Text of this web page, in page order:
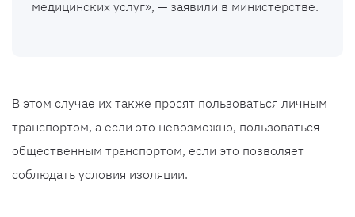
медицинских услуг», — заявили в министерстве.
В этом случае их также просят пользоваться личным
транспортом, а если это невозможно, пользоваться
общественным транспортом, если это позволяет
соблюдать условия изоляции.